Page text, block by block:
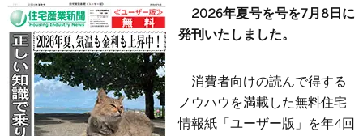
2026年夏号を号を7月8日に
発刊いたしました。
消費者向けの読んで得する
ノウハウを満載した無料住宅
情報紙「ユーザー版」を年4回